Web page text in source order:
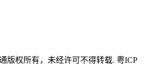
版权所有，未经许可不得转载. 粤ICP